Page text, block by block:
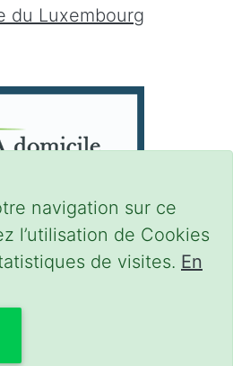
navigation sur ce
l’utilisation de Cookies
de visites. En
du Luxembourg